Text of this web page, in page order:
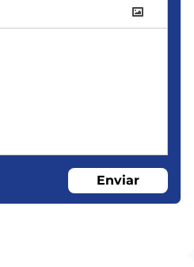
Enviar